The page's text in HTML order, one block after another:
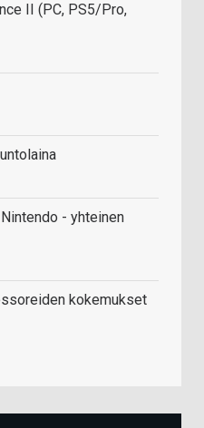
II (PC, PS5/Pro,
- yhteinen
kokemukset